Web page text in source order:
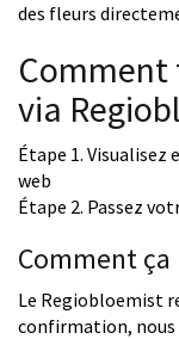
des fleurs
Comment
via
Étape 1.
web
Étape 2. Passez
Comment ça
Le Regiobloemist
confirmation, nous